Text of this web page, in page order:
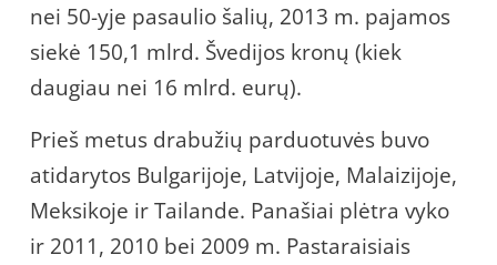
nei 50-yje pasaulio šalių, 2013 m. pajamos
siekė 150,1 mlrd. Švedijos kronų (kiek
daugiau nei 16 mlrd. eurų).
Prieš metus drabužių parduotuvės buvo
atidarytos Bulgarijoje, Latvijoje, Malaizijoje,
Meksikoje ir Tailande. Panašiai plėtra vyko
ir 2011, 2010 bei 2009 m. Pastaraisiais